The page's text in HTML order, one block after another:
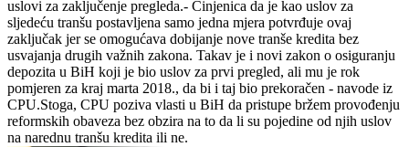
uslovi za zaključenje pregleda.- Činjenica da je kao uslov za
sljedeću tranšu postavljena samo jedna mjera potvrđuje ovaj
zaključak jer se omogućava dobijanje nove tranše kredita bez
usvajanja drugih važnih zakona. Takav je i novi zakon o osiguranju
depozita u BiH koji je bio uslov za prvi pregled, ali mu je rok
pomjeren za kraj marta 2018., da bi i taj bio prekoračen - navode iz
CPU.Stoga, CPU poziva vlasti u BiH da pristupe bržem provođenju
reformskih obaveza bez obzira na to da li su pojedine od njih uslov
na narednu tranšu kredita ili ne.